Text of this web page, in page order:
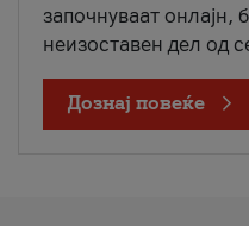
започнуваат онлајн,
неизоставен дел од
Дознај повеќе